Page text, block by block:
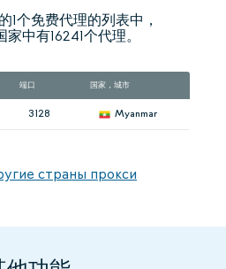
1个免费代理的列表中，
中有16241个代理。
端口 国家，城市
3128 Myanmar
страны прокси